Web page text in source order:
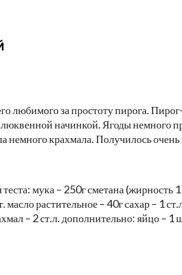
любимого за простоту пирога.
клюквенной начинкой. Ягоды немного
немного крахмала. Получилось очень
теста: мука – 250г сметана
растительное – 40г сахар – 1
– 2 ст.л. дополнительно: яйцо – 1